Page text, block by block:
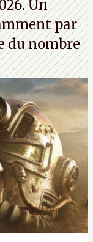
Un
par
du nombre